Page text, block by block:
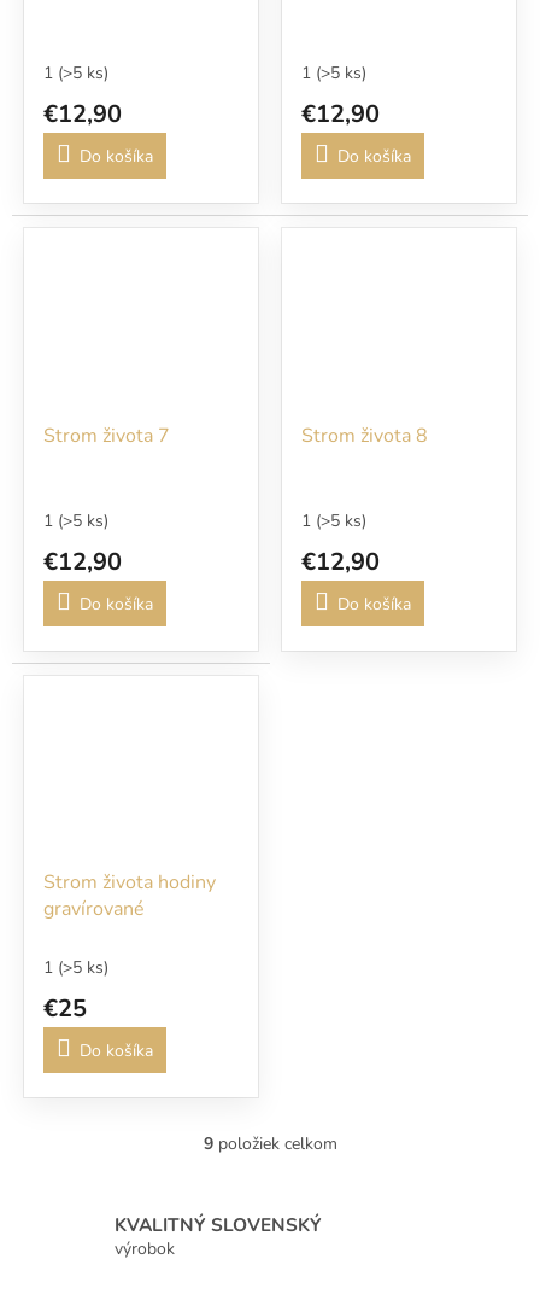
1 (>5 ks)
€12,90
Do košíka
1 (>5 ks)
€12,90
Do košíka
Strom života 7
1 (>5 ks)
€12,90
Do košíka
Strom života 8
1 (>5 ks)
€12,90
Do košíka
Strom života hodiny
gravírované
1 (>5 ks)
€25
Do košíka
O
á
9položiek celkom
KVALITNÝ SLOVENSKÝ
výrobok